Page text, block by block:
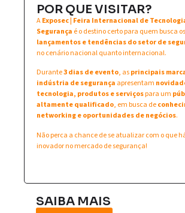
POR QUE VISITAR?
AExposec | Feira Internacional de
Segurança é o destino certo para quem busca os
lançamentos e tendências do setor de
no cenário nacional quanto internacional.
Durante3 dias de evento, asprincipais
indústria de segurança apresentam
tecnologia, produtos e serviçospara um
altamente qualificado, em busca de
networking e oportunidades de negócios.
Não perca a chance de se atualizar com o que
inovador no mercado de segurança!
SAIBA MAIS